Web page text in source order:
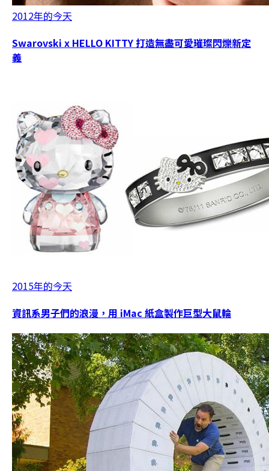
2012年的今天
Swarovski x HELLO KITTY 打造無盡可愛璀璨閃爍新定
義
2015年的今天
資訊系男子們的浪漫，用 iMac 紙盒製作巨型大鼠輪